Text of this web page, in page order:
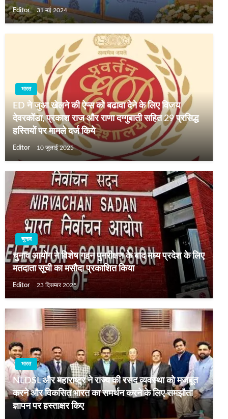
Editor 31 मई 2024
भारत
ED ने जुआ खेलने की ऐप्स को बढावा देने के लिए विजय
देवरकोंडा, प्रकाश राज और राणा दग्गुबाती सहित 29 प्रसिद्ध
हस्तियों पर मामले दर्ज किये
Editor 10 जुलाई 2025
चुनाव
चुनाव आयोग ने विशेष गहन पुनरीक्षण के बाद मध्य प्रदेश के लिए
मतदाता सूची का मसौदा प्रकाशित किया
Editor 23 दिसम्बर 2025
भारत
NLDSL और महाराष्ट्र ने राज्य की रसद व्यवस्था को मजबूत
करने और विकसित भारत का समर्थन करने के लिए समझौता
ज्ञापन पर हस्ताक्षर किए